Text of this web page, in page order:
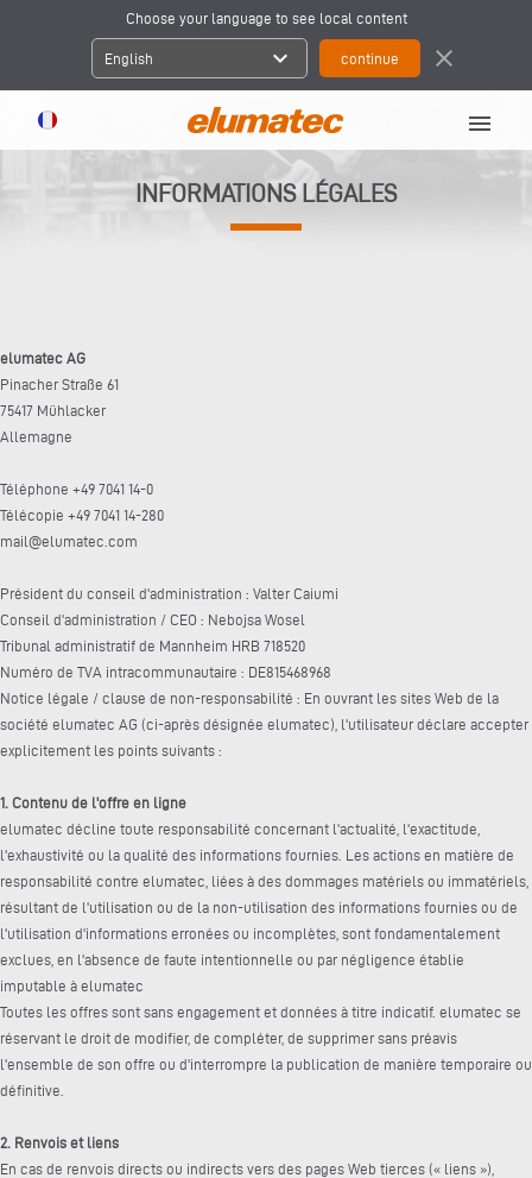
Choose your language to see local content
English expand_more close
menu
INFORMATIONS LÉGALES
elumatec AG
Pinacher Straße 61
75417 Mühlacker
Allemagne
Téléphone +49 7041 14-0
Télécopie +49 7041 14-280
mail@elumatec.com
Président du conseil d'administration : Valter Caiumi
Conseil d'administration / CEO : Nebojsa Wosel
Tribunal administratif de Mannheim HRB 718520
Numéro de TVA intracommunautaire : DE815468968
Notice légale / clause de non-responsabilité : En ouvrant les sites Web de la
société elumatec AG (ci-après désignée elumatec), l'utilisateur déclare accepter
explicitement les points suivants :
1. Contenu de l'offre en ligne
elumatec décline toute responsabilité concernant l'actualité, l'exactitude,
l'exhaustivité ou la qualité des informations fournies. Les actions en matière de
responsabilité contre elumatec, liées à des dommages matériels ou immatériels,
résultant de l'utilisation ou de la non-utilisation des informations fournies ou de
l'utilisation d'informations erronées ou incomplètes, sont fondamentalement
exclues, en l'absence de faute intentionnelle ou par négligence établie
imputable à elumatec
Toutes les offres sont sans engagement et données à titre indicatif. elumatec se
réservant le droit de modifier, de compléter, de supprimer sans préavis
l'ensemble de son offre ou d'interrompre la publication de manière temporaire ou
définitive.
2. Renvois et liens
En cas de renvois directs ou indirects vers des pages Web tierces (« liens »),